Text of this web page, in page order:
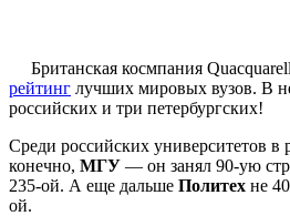
Британская космпания
рейтинг лучших мировых вузов. В
российских и три петербургских!
Среди российских университетов в
конечно, МГУ — он занял 90-ую
235-ой. А еще дальше Политех не
ой.